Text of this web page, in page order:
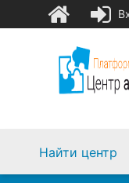
Найти центр